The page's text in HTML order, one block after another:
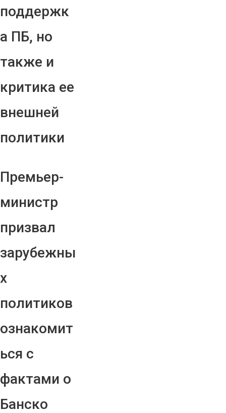
поддержк
а ПБ, но
также и
критика ее
внешней
политики
Премьер-
министр
призвал
зарубежны
х
политиков
ознакомит
ься с
фактами о
Банско